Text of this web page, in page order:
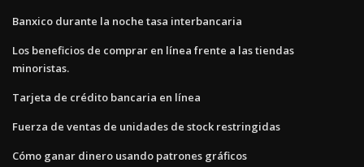
Banxico durante la noche tasa interbancaria
Los beneficios de comprar en línea frente a las tiendas
minoristas.
Tarjeta de crédito bancaria en línea
Fuerza de ventas de unidades de stock restringidas
Cómo ganar dinero usando patrones gráficos